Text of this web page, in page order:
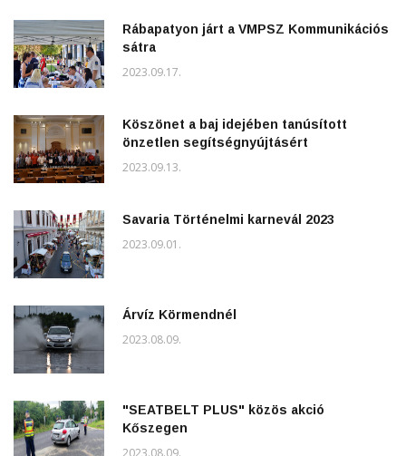
Rábapatyon járt a VMPSZ Kommunikációs
sátra
2023.09.17.
Köszönet a baj idejében tanúsított
önzetlen segítségnyújtásért
2023.09.13.
Savaria Történelmi karnevál 2023
2023.09.01.
Árvíz Körmendnél
2023.08.09.
"SEATBELT PLUS" közös akció
Kőszegen
2023.08.09.